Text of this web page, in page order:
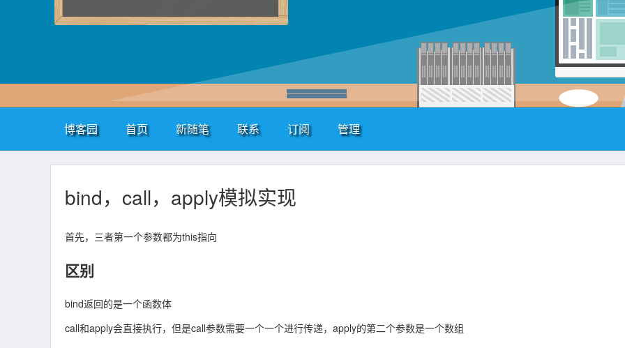
博客园 首页 新随笔 联系 订阅 管理
bind，call，apply模拟实现
首先，三者第一个参数都为this指向
区别
bind返回的是一个函数体
call和apply会直接执行，但是call参数需要一个一个进行传递，apply的第二个参数是一个数组